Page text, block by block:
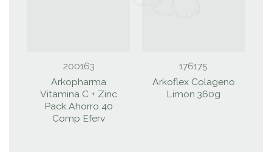
200163
Arkopharma
Vitamina C + Zinc
Pack Ahorro 40
Comp Eferv
176175
Arkoflex Colageno
Limon 360g